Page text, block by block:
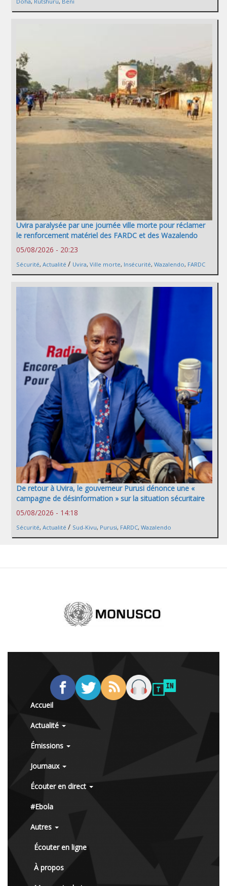
Uvira paralysée par une journée ville morte pour réclamer
le renforcement matériel des FARDC et des Wazalendo
05/08/2026 - 20:23
Sécurité, Actualité / Uvira, Ville morte, Insécurité, Wazalendo, FARDC
De retour à Uvira, le gouverneur Purusi dénonce une «
campagne de désinformation » sur la situation sécuritaire
05/08/2026 - 14:18
Sécurité, Actualité / Sud-Kivu, Purusi, FARDC, Wazalendo
Accueil
Actualité
Émissions
Journaux
Écouter en direct
#Ebola
Autres
Écouter en ligne
À propos